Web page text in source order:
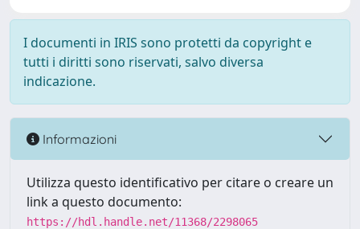
I documenti in IRIS sono protetti da copyright e
tutti i diritti sono riservati, salvo diversa
indicazione.
Informazioni
Utilizza questo identificativo per citare o creare un
link a questo documento:
https://hdl.handle.net/11368/2298065